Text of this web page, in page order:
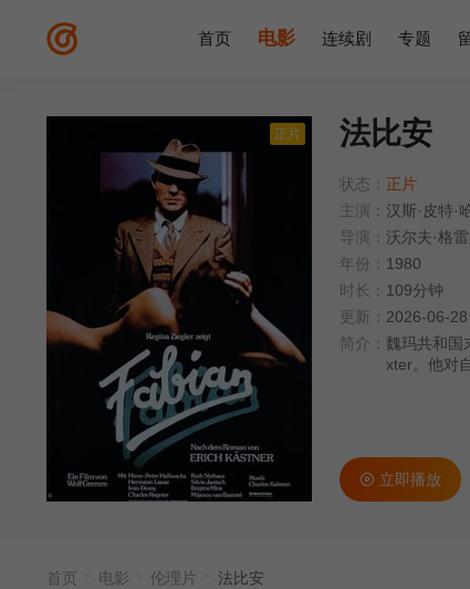
首页 电影 连续剧 专题
正片 法比安
状态： 正片
主演： 汉斯·皮特·
导演： 沃尔夫·格
年份： 1980
时长： 109分钟
更新： 2026-06-
简介： 魏玛共和国
xter。他对
立即播放
首页 电影 伦理片 法比安